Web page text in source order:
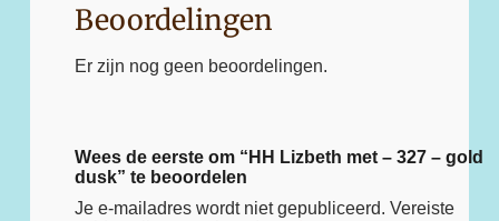
Beoordelingen
Er zijn nog geen beoordelingen.
Wees de eerste om “HH Lizbeth met – 327 – gold
dusk” te beoordelen
Je e-mailadres wordt niet gepubliceerd. Vereiste